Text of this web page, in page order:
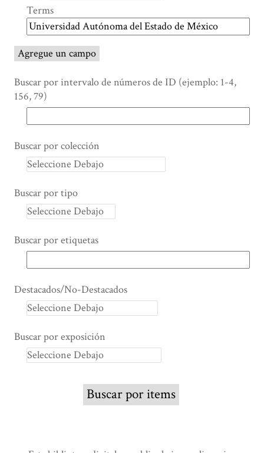
"Reducir
por
campo
específico":
1
Terms
Agregue un campo
Buscar por intervalo de números de ID (ejemplo: 1-4,
156, 79)
Buscar por colección
Buscar por tipo
Buscar por etiquetas
Destacados/No-Destacados
Buscar por exposición